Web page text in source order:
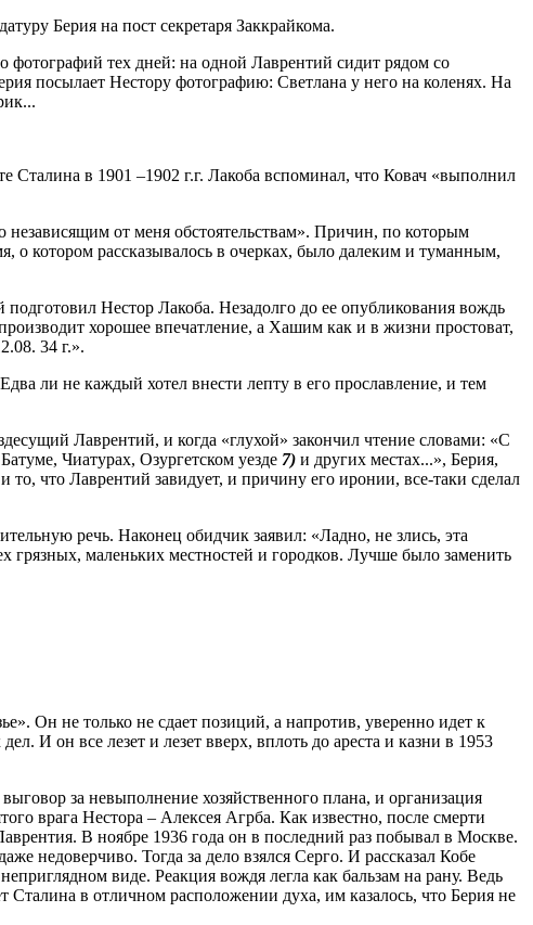
Берия на пост секретаря Заккрайкома.
фотографий тех дней: на одной Лаврентий сидит рядом со
посылает Нестору фотографию: Светлана у него на коленях. На
Сталина в 1901 –1902 г.г. Лакоба вспоминал, что Ковач «выполнил
от меня обстоятельствам». Причин, по которым
о котором рассказывалось в очерках, было далеким и туманным,
Нестор Лакоба. Незадолго до ее опубликования вождь
хорошее впечатление, а Хашим как и в жизни простоват,
34 г.».
ли не каждый хотел внести лепту в его прославление, и тем
Лаврентий, и когда «глухой» закончил чтение словами: «С
Чиатурах, Озургетском уезде 7) и других местах...», Берия,
то, что Лаврентий завидует, и причину его иронии, все-таки сделал
речь. Наконец обидчик заявил: «Ладно, не злись, эта
грязных, маленьких местностей и городков. Лучше было заменить
Он не только не сдает позиций, а напротив, уверенно идет к
И он все лезет и лезет вверх, вплоть до ареста и казни в 1953
за невыполнение хозяйственного плана, и организация
врага Нестора – Алексея Агрба. Как известно, после смерти
В ноябре 1936 года он в последний раз побывал в Москве.
недоверчиво. Тогда за дело взялся Серго. И рассказал Кобе
виде. Реакция вождя легла как бальзам на рану. Ведь
в отличном расположении духа, им казалось, что Берия не